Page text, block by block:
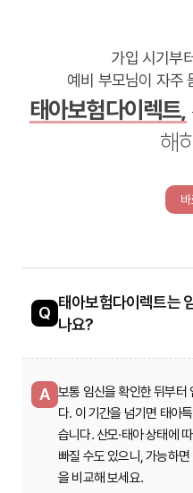
가입 시기부
예비 부모님이 자주
태아보험다이렉트,
해
바
Q
태아보험다이렉트는
나요?
A 보통 임신을 확인한 뒤부터
다. 이 기간을 넘기면 태아
습니다. 산모·태아 상태에
빠질 수도 있으니, 가능하
을 비교해 보세요.